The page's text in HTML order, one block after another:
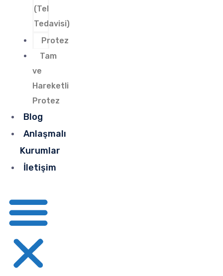
(Tel
Tedavisi)
Protez
Tam
ve
Hareketli
Protez
Blog
Anlaşmalı
Kurumlar
İletişim